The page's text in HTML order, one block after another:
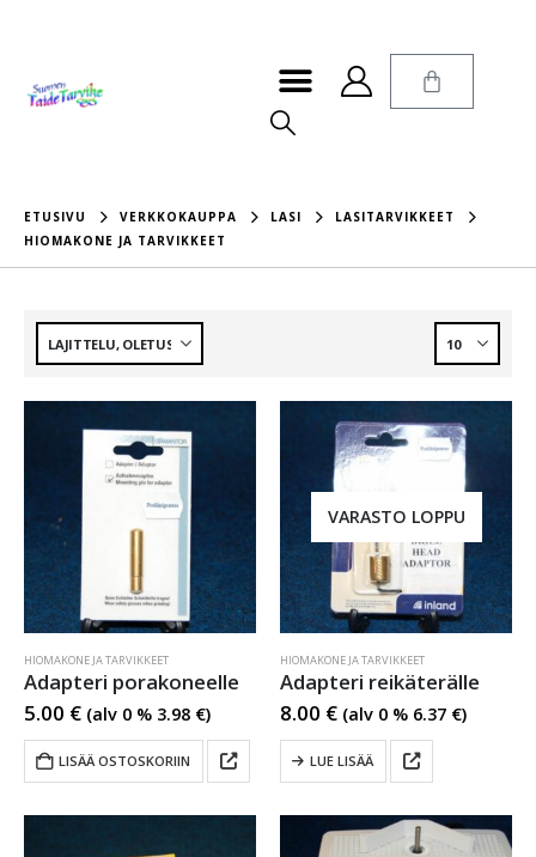
ETUSIVU VERKKOKAUPPA LASI
LASITARVIKKEET
HIOMAKONE JA TARVIKKEET
HIOMAKONE JA TARVIKKEET
Adapteri porakoneelle
5.00 € (alv 0 % 3.98 €)
LISÄÄ OSTOSKORIIN
VARASTO LOPPU
HIOMAKONE JA TARVIKKEET
Adapteri reikäterälle
8.00 € (alv 0 % 6.37 €)
LUE LISÄÄ